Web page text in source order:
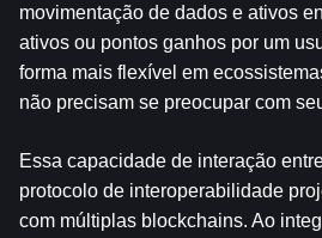
movimentação de dados e ativos
ativos ou pontos ganhos por um
forma mais flexível em
não precisam se preocupar com
Essa capacidade de interação
protocolo de interoperabilidade
com múltiplas blockchains. Ao